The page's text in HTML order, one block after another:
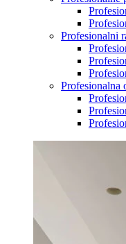
Profesionalni
Profesionalna